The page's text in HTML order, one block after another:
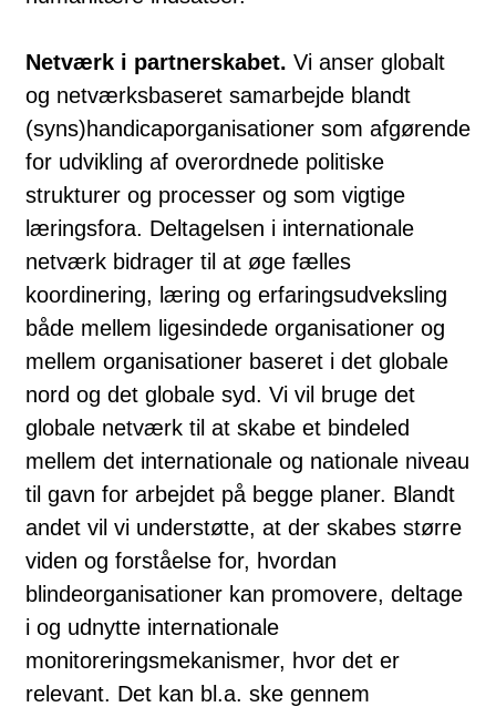
Netværk i partnerskabet. Vi anser globalt
og netværksbaseret samarbejde blandt
(syns)handicaporganisationer som afgørende
for udvikling af overordnede politiske
strukturer og processer og som vigtige
læringsfora. Deltagelsen i internationale
netværk bidrager til at øge fælles
koordinering, læring og erfaringsudveksling
både mellem ligesindede organisationer og
mellem organisationer baseret i det globale
nord og det globale syd. Vi vil bruge det
globale netværk til at skabe et bindeled
mellem det internationale og nationale niveau
til gavn for arbejdet på begge planer. Blandt
andet vil vi understøtte, at der skabes større
viden og forståelse for, hvordan
blindeorganisationer kan promovere, deltage
i og udnytte internationale
monitoreringsmekanismer, hvor det er
relevant. Det kan bl.a. ske gennem